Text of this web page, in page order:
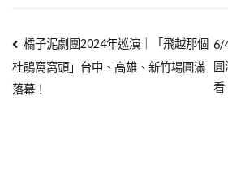
橘子泥劇團2024年巡演｜「飛越那個
杜鵑窩窩頭」台中、高雄、新竹場圓滿
落幕！
6/
看